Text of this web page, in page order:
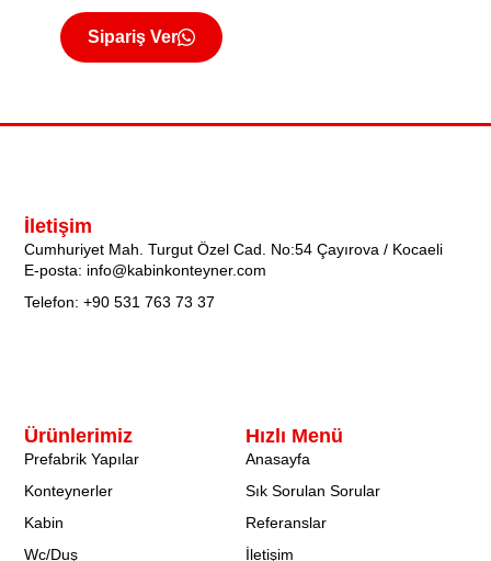
Sipariş Ver
Hızlı Menü
Anasayfa
Sık Sorulan Sorular
Referanslar
İletişim
Ürünlerimiz
Prefabrik Yapılar
Konteynerler
Kabin
Wc/Duş
İletişim
Cumhuriyet Mah. Turgut Özel Cad. No:54 Çayırova / Kocaeli
E-posta: info@kabinkonteyner.com
Telefon: +90 531 763 73 37